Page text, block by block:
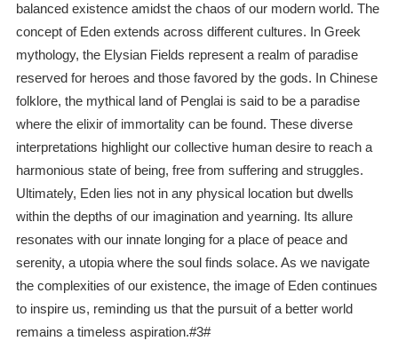
balanced existence amidst the chaos of our modern world. The
concept of Eden extends across different cultures. In Greek
mythology, the Elysian Fields represent a realm of paradise
reserved for heroes and those favored by the gods. In Chinese
folklore, the mythical land of Penglai is said to be a paradise
where the elixir of immortality can be found. These diverse
interpretations highlight our collective human desire to reach a
harmonious state of being, free from suffering and struggles.
Ultimately, Eden lies not in any physical location but dwells
within the depths of our imagination and yearning. Its allure
resonates with our innate longing for a place of peace and
serenity, a utopia where the soul finds solace. As we navigate
the complexities of our existence, the image of Eden continues
to inspire us, reminding us that the pursuit of a better world
remains a timeless aspiration.#3#